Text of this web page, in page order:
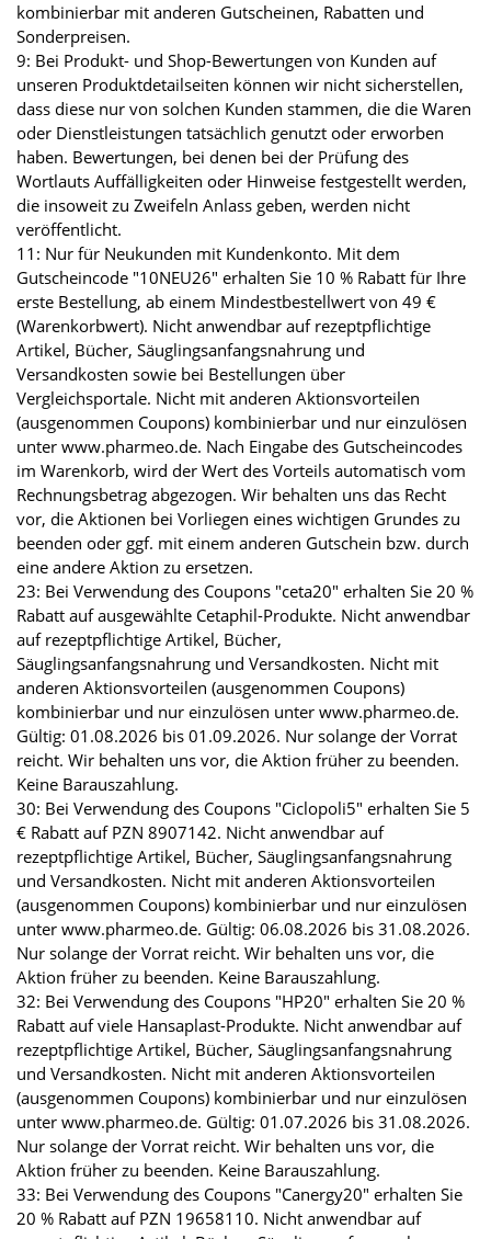
kombinierbar mit anderen Gutscheinen, Rabatten und
Sonderpreisen.
9: Bei Produkt- und Shop-Bewertungen von Kunden auf
unseren Produktdetailseiten können wir nicht sicherstellen,
dass diese nur von solchen Kunden stammen, die die Waren
oder Dienstleistungen tatsächlich genutzt oder erworben
haben. Bewertungen, bei denen bei der Prüfung des
Wortlauts Auffälligkeiten oder Hinweise festgestellt werden,
die insoweit zu Zweifeln Anlass geben, werden nicht
veröffentlicht.
11: Nur für Neukunden mit Kundenkonto. Mit dem
Gutscheincode "10NEU26" erhalten Sie 10 % Rabatt für Ihre
erste Bestellung, ab einem Mindestbestellwert von 49 €
(Warenkorbwert). Nicht anwendbar auf rezeptpflichtige
Artikel, Bücher, Säuglingsanfangsnahrung und
Versandkosten sowie bei Bestellungen über
Vergleichsportale. Nicht mit anderen Aktionsvorteilen
(ausgenommen Coupons) kombinierbar und nur einzulösen
unter www.pharmeo.de. Nach Eingabe des Gutscheincodes
im Warenkorb, wird der Wert des Vorteils automatisch vom
Rechnungsbetrag abgezogen. Wir behalten uns das Recht
vor, die Aktionen bei Vorliegen eines wichtigen Grundes zu
beenden oder ggf. mit einem anderen Gutschein bzw. durch
eine andere Aktion zu ersetzen.
23: Bei Verwendung des Coupons "ceta20" erhalten Sie 20 %
Rabatt auf ausgewählte Cetaphil-Produkte. Nicht anwendbar
auf rezeptpflichtige Artikel, Bücher,
Säuglingsanfangsnahrung und Versandkosten. Nicht mit
anderen Aktionsvorteilen (ausgenommen Coupons)
kombinierbar und nur einzulösen unter www.pharmeo.de.
Gültig: 01.08.2026 bis 01.09.2026. Nur solange der Vorrat
reicht. Wir behalten uns vor, die Aktion früher zu beenden.
Keine Barauszahlung.
30: Bei Verwendung des Coupons "Ciclopoli5" erhalten Sie 5
€ Rabatt auf PZN 8907142. Nicht anwendbar auf
rezeptpflichtige Artikel, Bücher, Säuglingsanfangsnahrung
und Versandkosten. Nicht mit anderen Aktionsvorteilen
(ausgenommen Coupons) kombinierbar und nur einzulösen
unter www.pharmeo.de. Gültig: 06.08.2026 bis 31.08.2026.
Nur solange der Vorrat reicht. Wir behalten uns vor, die
Aktion früher zu beenden. Keine Barauszahlung.
32: Bei Verwendung des Coupons "HP20" erhalten Sie 20 %
Rabatt auf viele Hansaplast-Produkte. Nicht anwendbar auf
rezeptpflichtige Artikel, Bücher, Säuglingsanfangsnahrung
und Versandkosten. Nicht mit anderen Aktionsvorteilen
(ausgenommen Coupons) kombinierbar und nur einzulösen
unter www.pharmeo.de. Gültig: 01.07.2026 bis 31.08.2026.
Nur solange der Vorrat reicht. Wir behalten uns vor, die
Aktion früher zu beenden. Keine Barauszahlung.
33: Bei Verwendung des Coupons "Canergy20" erhalten Sie
20 % Rabatt auf PZN 19658110. Nicht anwendbar auf